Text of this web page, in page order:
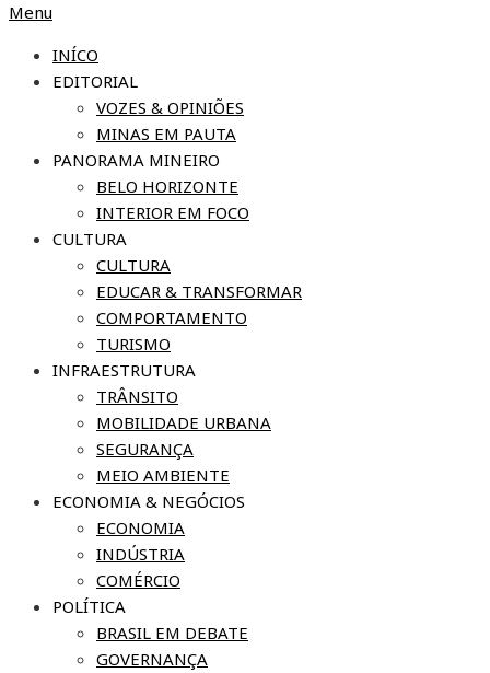
Menu
INÍCO
EDITORIAL
VOZES & OPINIÕES
MINAS EM PAUTA
PANORAMA MINEIRO
BELO HORIZONTE
INTERIOR EM FOCO
CULTURA
CULTURA
EDUCAR & TRANSFORMAR
COMPORTAMENTO
TURISMO
INFRAESTRUTURA
TRÂNSITO
MOBILIDADE URBANA
SEGURANÇA
MEIO AMBIENTE
ECONOMIA & NEGÓCIOS
ECONOMIA
INDÚSTRIA
COMÉRCIO
POLÍTICA
BRASIL EM DEBATE
GOVERNANÇA